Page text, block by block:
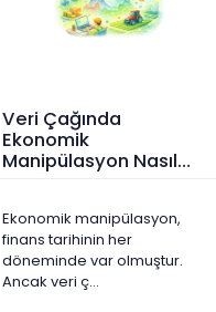
Veri Çağında
Ekonomik
Manipülasyon Nasıl
Ekonomik manipülasyon,
finans tarihinin her
döneminde var olmuştur.
Ancak veri ç...